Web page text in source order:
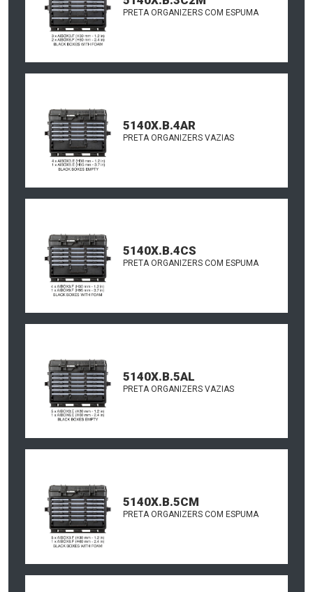
PRETA ORGANIZERS COM ESPUMA
5140X.B.4AR
PRETA ORGANIZERS VAZIAS
5140X.B.4CS
PRETA ORGANIZERS COM ESPUMA
5140X.B.5AL
PRETA ORGANIZERS VAZIAS
5140X.B.5CM
PRETA ORGANIZERS COM ESPUMA